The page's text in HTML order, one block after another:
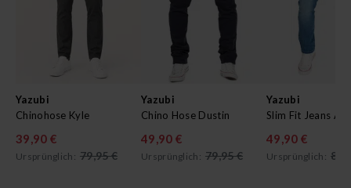
Yazubi
Chinohose Kyle
39,90 €
Ursprünglich: 79,95 €
Yazubi
Chino Hose Dustin
49,90 €
Ursprünglich: 79,95 €
Yazubi
Slim Fit Jeans
49,90 €
Ursprünglich: